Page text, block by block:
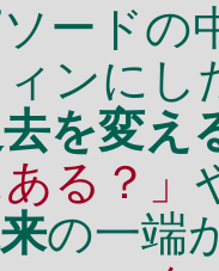
ードの
ィンに
を変え
る？」
の一端